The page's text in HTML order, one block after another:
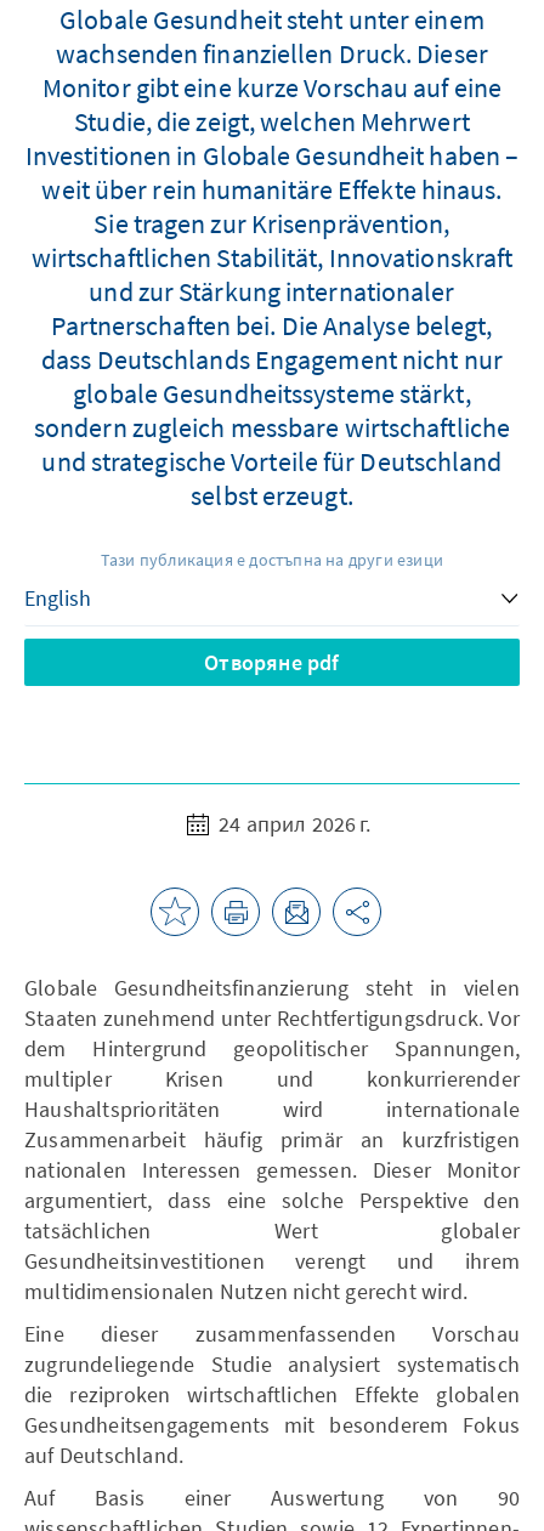
Globale Gesundheit steht unter einem
wachsenden finanziellen Druck. Dieser
Monitor gibt eine kurze Vorschau auf eine
Studie, die zeigt, welchen Mehrwert
Investitionen in Globale Gesundheit haben –
weit über rein humanitäre Effekte hinaus.
Sie tragen zur Krisenprävention,
wirtschaftlichen Stabilität, Innovationskraft
und zur Stärkung internationaler
Partnerschaften bei. Die Analyse belegt,
dass Deutschlands Engagement nicht nur
globale Gesundheitssysteme stärkt,
sondern zugleich messbare wirtschaftliche
und strategische Vorteile für Deutschland
selbst erzeugt.
Тази публикация е достъпна на други езици
Отворяне pdf
24 април 2026 г.
Globale Gesundheitsfinanzierung steht in vielen
Staaten zunehmend unter Rechtfertigungsdruck. Vor
dem Hintergrund geopolitischer Spannungen,
multipler Krisen und konkurrierender
Haushaltsprioritäten wird internationale
Zusammenarbeit häufig primär an kurzfristigen
nationalen Interessen gemessen. Dieser Monitor
argumentiert, dass eine solche Perspektive den
tatsächlichen Wert globaler
Gesundheitsinvestitionen verengt und ihrem
multidimensionalen Nutzen nicht gerecht wird.
Eine dieser zusammenfassenden Vorschau
zugrundeliegende Studie analysiert systematisch
die reziproken wirtschaftlichen Effekte globalen
Gesundheitsengagements mit besonderem Fokus
auf Deutschland.
Auf Basis einer Auswertung von 90